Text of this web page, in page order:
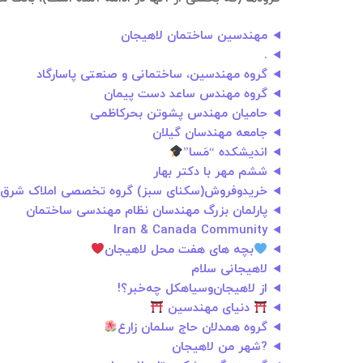
مهندسین ساختمان لاهیجان
.
گروه مهندسین، ساختمانی و صنعتی پاسارگاد
گروه مهندس ساعد دست پیمان
حامیان مهندس پشوتن بحرکاظمی
جامعه مهندسان گیلان
اندیشکده “مَسا”
ششم مهر با دکتر بهار
خریدوفروش(سکنای سبز) گروه تخصصی املاک شرق
پارلمان بزرگ مهندسان نظام مهندسی ساختمان
Iran & Canada Community
بچه های هفت محل لاهیجان
لاهيجانی سلام
از لاهیجان‌وسیاهکل چه‌خبر؟!
دنياى مهندسين
گروه همدلان حاج سلمان زارع
?شهر من لاهیجان